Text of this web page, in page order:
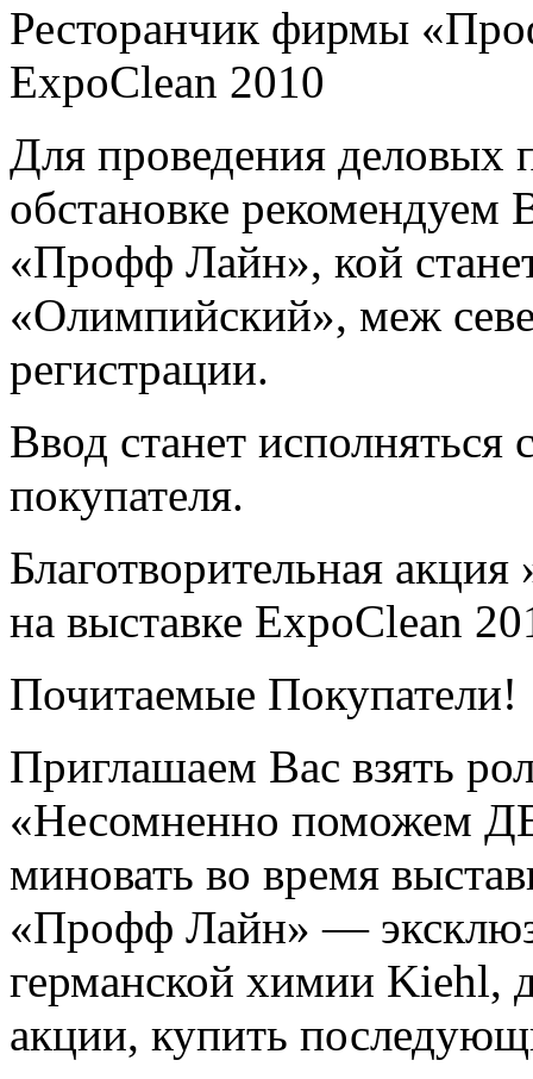
Ресторанчик фирмы
ExpoClean 2010
Для проведения деловых
обстановке рекомендуем
«Профф Лайн», кой
«Олимпийский», меж
регистрации.
Ввод станет исполняться
покупателя.
Благотворительная
на выставке ExpoClean
Почитаемые Покупатели!
Приглашаем Вас взять
«Несомненно поможем
миновать во время
«Профф Лайн» —
германской химии Kiehl,
акции, купить